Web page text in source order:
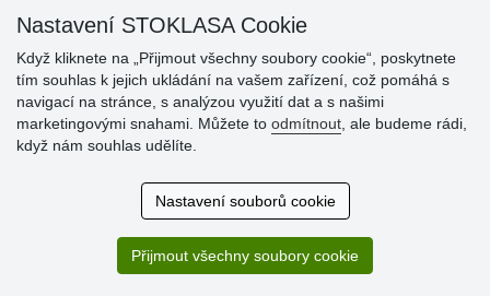
Hodnocení
zákazníků
Super obchod, kvalitní zboží za slušné ceny. Vřele
Nastavení STOKLASA Cookie
Když kliknete na „Přijmout všechny soubory cookie“, poskytnete
tím souhlas k jejich ukládání na vašem zařízení, což pomáhá s
navigací na stránce, s analýzou využití dat a s našimi
marketingovými snahami. Můžete to odmítnout , ale budeme rádi,
když nám souhlas udělíte.
Nastavení souborů cookie
Přijmout všechny soubory cookie